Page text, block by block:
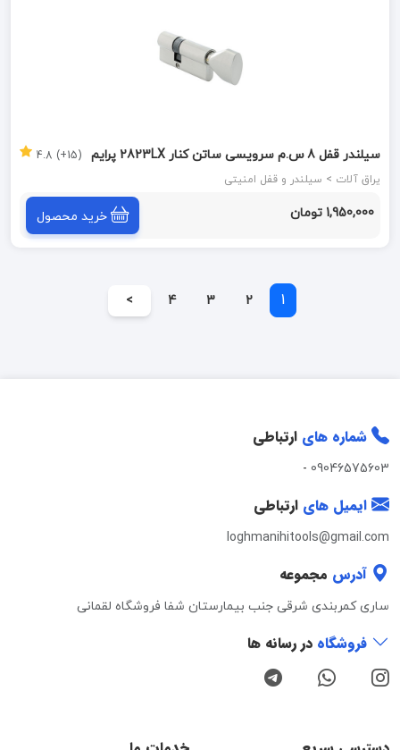
سیلندر قفل 8 س.م سرویسی ساتن کنار 2823LX پرایم
یراق آلات > سیلندر و قفل امنیتی
(15+) 4.8
1,950,000 تومان خرید محصول
1
2
3
4
>
شماره های ارتباطی
09046575603
-
ایمیل های ارتباطی
loghmanihitools@gmail.com
آدرس مجموعه
ساری کمربندی شرقی جنب بیمارستان شفا فروشگاه لقمانی
فروشگاه در رسانه ها